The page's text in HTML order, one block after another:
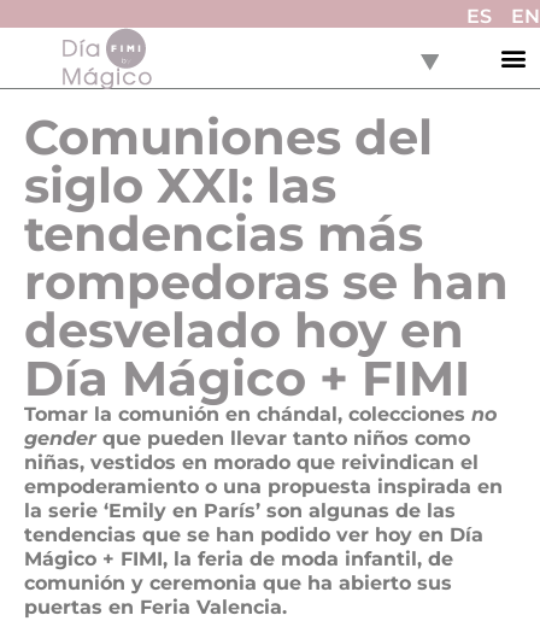
ES EN
Comuniones del
siglo XXI: las
tendencias más
rompedoras se han
desvelado hoy en
Día Mágico + FIMI
Tomar la comunión en chándal, colecciones no
genderque pueden llevar tanto niños como
niñas, vestidos en morado que reivindican el
empoderamiento o una propuesta inspirada en
la serie ‘Emily en París’ son algunas de las
tendencias que se han podido ver hoy en Día
Mágico + FIMI, la feria de moda infantil, de
comunión y ceremonia que ha abierto sus
puertas en Feria Valencia.